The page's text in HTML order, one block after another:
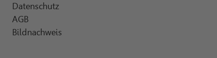
Datenschutz
AGB
Bildnachweis